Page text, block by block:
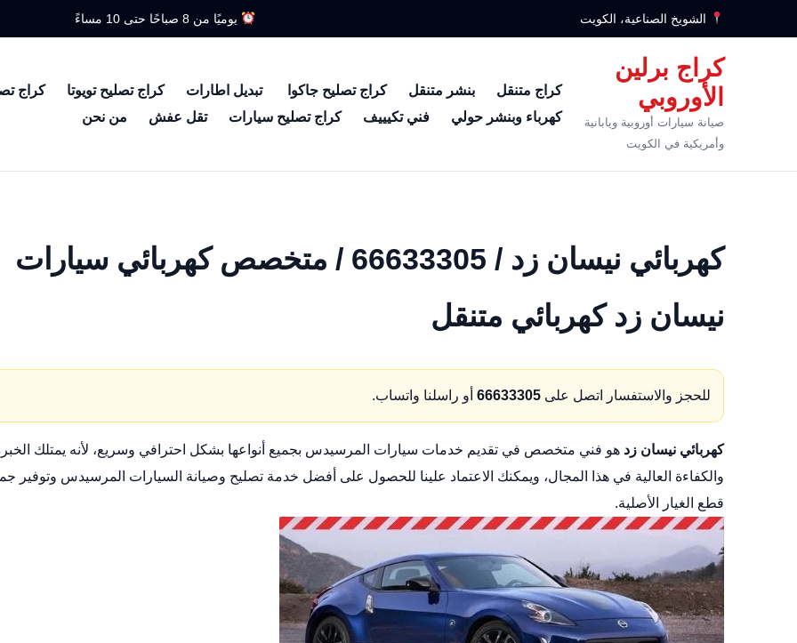
الشويخ الصناعية، الكويت يوميًا من 8 صباحًا حتى 10 مساءً
كراج برلين
الأوروبي
صيانة سيارات أوروبية ويابانية
وأمريكية في الكويت
كراج متنقل بنشر متنقل كراج تصليح جاكوا تبديل اطارات كراج تصليح تويوتا
كراج
كهرباء وبنشر حولي
فني تكيييف كراج تصليح سيارات تقل عفش من نحن
كهربائي نيسان زد / 66633305 / متخصص كهربائي سيارات
نيسان زد كهربائي متنقل
للحجز والاستفسار اتصل على 66633305 أو راسلنا واتساب.
كهربائي نيسان زد هو فني متخصص في تقديم خدمات سيارات المرسيدس بجميع أنواعها بشكل احترافي وسريع، لأنه يمتلك
والكفاءة العالية في هذا المجال، ويمكنك الاعتماد علينا للحصول على أفضل خدمة تصليح وصيانة السيارات المرسيدس وتوفير
قطع الغيار الأصلية.